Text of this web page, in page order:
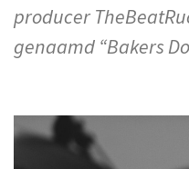
producer
genaamd “Bakers